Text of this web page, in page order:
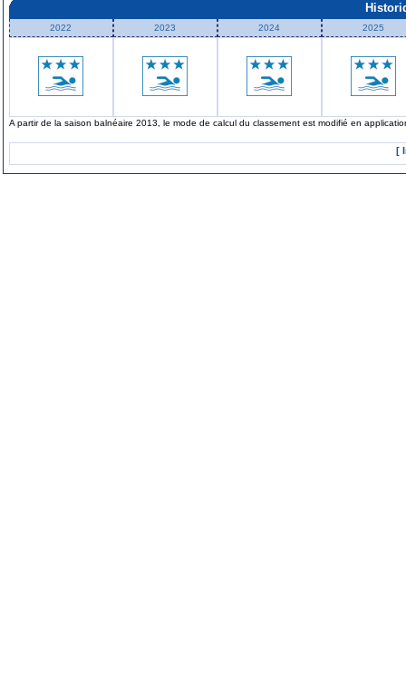
2022 2023 2024 2025
A partir de la saison balnéaire 2013, le mode de calcul du classement est modifié en
[